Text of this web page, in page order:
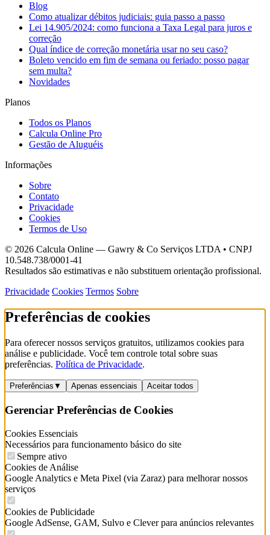
Blog
Como atualizar débitos judiciais: guia passo a passo
Lei 14.905/2024: como funciona a Taxa Legal para juros e
correção
Qual índice de correção monetária usar no seu caso?
Boleto vencido em fim de semana ou feriado: posso pagar
sem multa?
Novidades
Planos
Todos os Planos
Calcula Online Pro
Gestão de Aluguéis
Informações
Sobre
Contato
Privacidade
Cookies
Termos de Uso
© 2026 Calcula Online — Gawry & Co Serviços LTDA • CNPJ
10.548.738/0001-41
Resultados são estimativas e não substituem orientação profissional.
Privacidade Cookies Termos Sobre
Preferências de cookies
Para oferecer nossos serviços gratuitos, utilizamos cookies para
análise e publicidade. Você tem controle total sobre suas
preferências. Política de Privacidade.
Preferências ▼ Apenas essenciais Aceitar todos
Gerenciar Preferências de Cookies
Cookies Essenciais
Necessários para funcionamento básico do site
Sempre ativo
Cookies de Análise
Google Analytics e Meta Pixel (via Zaraz) para melhorar nossos
serviços
Cookies de Publicidade
Google AdSense, GAM, Sulvo e Clever para anúncios relevantes